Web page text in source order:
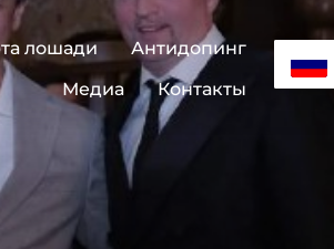
лошади
Антидопинг
Медиа
Контакты